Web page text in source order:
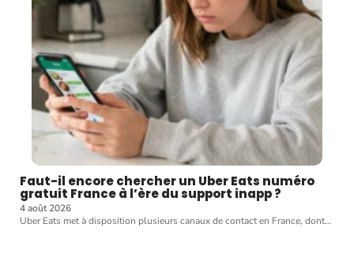
Faut-il encore chercher un Uber Eats numéro
gratuit France à l’ère du support inapp ?
4 août 2026
Uber Eats met à disposition plusieurs canaux de contact en France, dont…